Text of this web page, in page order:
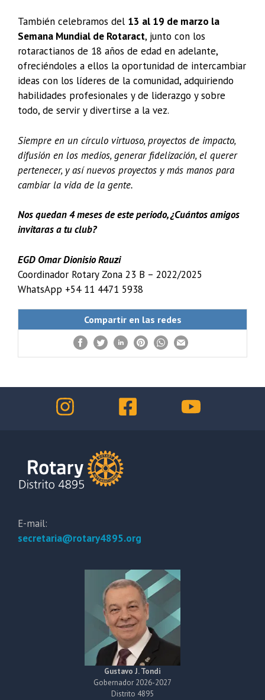
También celebramos del 13 al 19 de marzo la
Semana Mundial de Rotaract, junto con los
rotaractianos de 18 años de edad en adelante,
ofreciéndoles a ellos la oportunidad de intercambiar
ideas con los líderes de la comunidad, adquiriendo
habilidades profesionales y de liderazgo y sobre
todo, de servir y divertirse a la vez.
Siempre en un círculo virtuoso, proyectos de impacto,
difusión en los medios, generar fidelización, el querer
pertenecer, y así nuevos proyectos y más manos para
cambiar la vida de la gente.
Nos quedan 4 meses de este periodo, ¿Cuántos amigos
invitaras a tu club?
EGD Omar Dionisio Rauzi
Coordinador Rotary Zona 23 B – 2022/2025
WhatsApp +54 11 4471 5938
Compartir en las redes
E-mail:
secretaria@rotary4895.org
Gustavo J. Tondi
Gobernador 2026-2027
Distrito 4895